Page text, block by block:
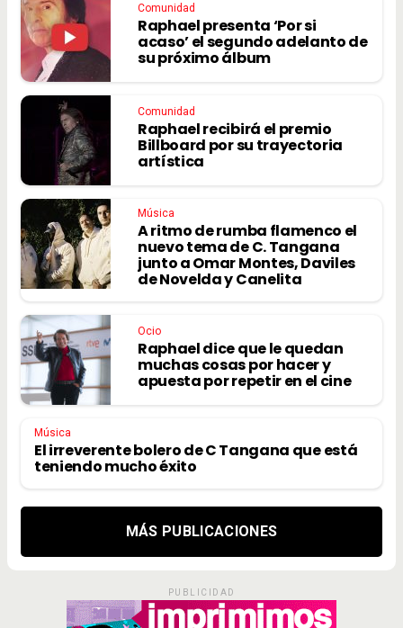
Comunidad
Raphael presenta ‘Por si
acaso’ el segundo adelanto de
su próximo álbum
Comunidad
Raphael recibirá el premio
Billboard por su trayectoria
artística
Música
A ritmo de rumba flamenco el
nuevo tema de C. Tangana
junto a Omar Montes, Daviles
de Novelda y Canelita
Ocio
Raphael dice que le quedan
muchas cosas por hacer y
apuesta por repetir en el cine
Música
El irreverente bolero de C Tangana que está
teniendo mucho éxito
MÁS PUBLICACIONES
PUBLICIDAD